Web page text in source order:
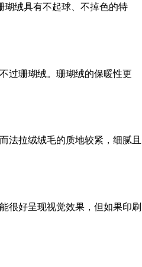
绒具有不起球、不掉色的特
珊瑚绒。珊瑚绒的保暖性更
拉绒绒毛的质地较紧，细腻且
好呈现视觉效果，但如果印刷